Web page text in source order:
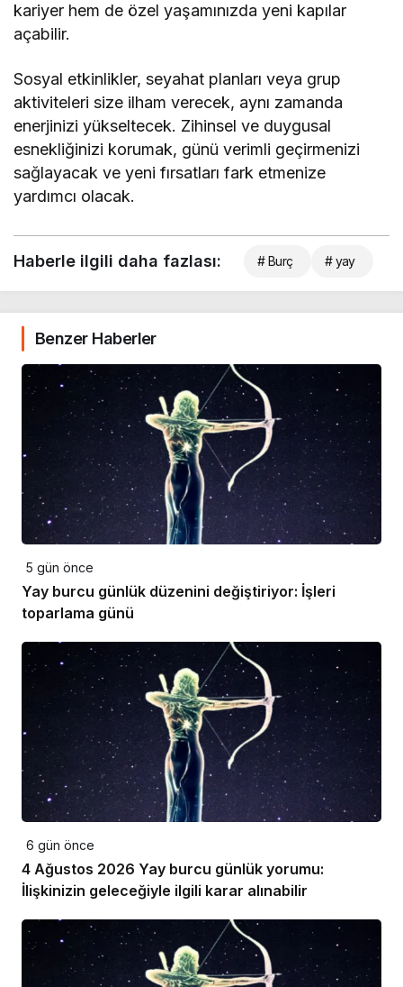
kariyer hem de özel yaşamınızda yeni kapılar
açabilir.
Sosyal etkinlikler, seyahat planları veya grup
aktiviteleri size ilham verecek, aynı zamanda
enerjinizi yükseltecek. Zihinsel ve duygusal
esnekliğinizi korumak, günü verimli geçirmenizi
sağlayacak ve yeni fırsatları fark etmenize
yardımcı olacak.
Haberle ilgili daha fazlası: # Burç # yay
Benzer Haberler
5 gün önce
Yay burcu günlük düzenini değiştiriyor: İşleri
toparlama günü
6 gün önce
4 Ağustos 2026 Yay burcu günlük yorumu:
İlişkinizin geleceğiyle ilgili karar alınabilir